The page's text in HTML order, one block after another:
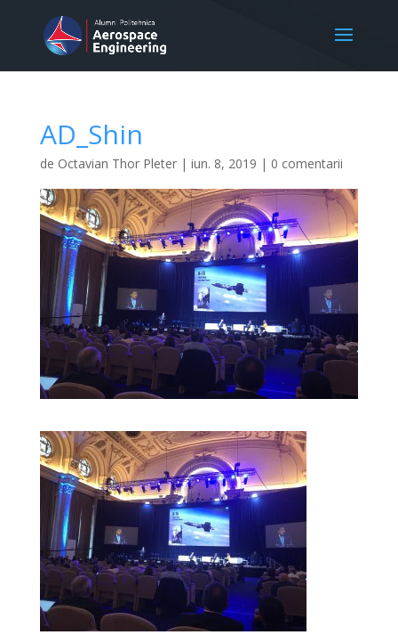
AD_Shin
de Octavian Thor Pleter| iun. 8, 2019 | 0 comentarii